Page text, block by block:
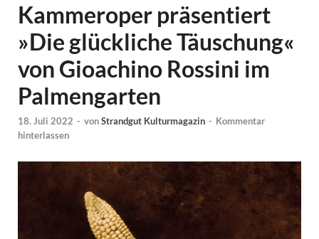
Kammeroper präsentiert
»Die glückliche Täuschung«
von Gioachino Rossini im
Palmengarten
18. Juli 2022 - vonStrandgut Kulturmagazin - Kommentar
hinterlassen